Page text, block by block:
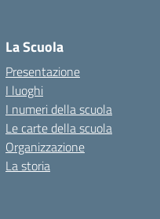
La Scuola
Presentazione
I luoghi
I numeri della scuola
Le carte della scuola
Organizzazione
La storia